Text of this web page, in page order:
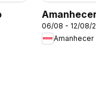
06/08 - 12/08/
Amanhecer